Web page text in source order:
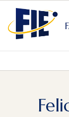
content
Navigation